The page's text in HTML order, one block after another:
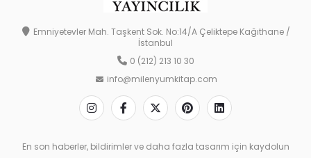
Emniyetevler Mah. Taşkent Sok. No:14/A Çeliktepe Kağıthane /
İstanbul
0 (212) 213 10 30
info@milenyumkitap.com
En son haberler, bildirimler ve daha fazla tasarım için kaydolun